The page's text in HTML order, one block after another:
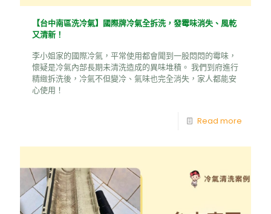
【台中南區洗冷氣】國際牌冷氣全拆洗，發霉味消失、風乾
又清新！
李小姐家的國際冷氣，平常使用都會聞到一股悶悶的霉味，
懷疑是冷氣內部長期未清洗造成的異味堆積。 我們到府進行
精緻拆洗後，冷氣不但變冷、氣味也完全消失，家人都能安
心使用！
Read more